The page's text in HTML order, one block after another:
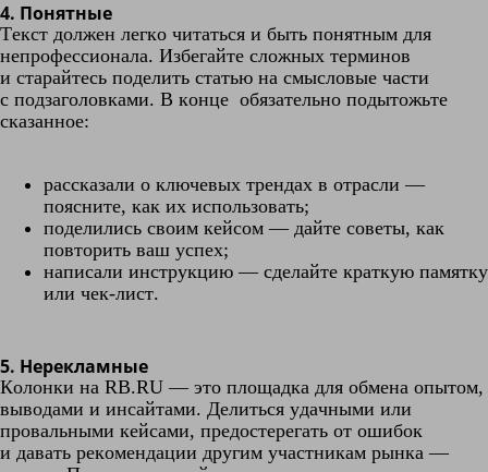
4. Понятные
Текст должен легко читаться и быть понятным для
непрофессионала. Избегайте сложных терминов
и старайтесь поделить статью на смысловые части
с подзаголовками. В конце обязательно подытожьте
сказанное:
рассказали о ключевых трендах в отрасли —
поясните, как их использовать;
поделились своим кейсом — дайте советы, как
повторить ваш успех;
написали инструкцию — сделайте краткую памятку
или чек-лист.
5. Нерекламные
Колонки на RB.RU — это площадка для обмена опытом,
выводами и инсайтами. Делиться удачными или
провальными кейсами, предостерегать от ошибок
и давать рекомендации другим участникам рынка —